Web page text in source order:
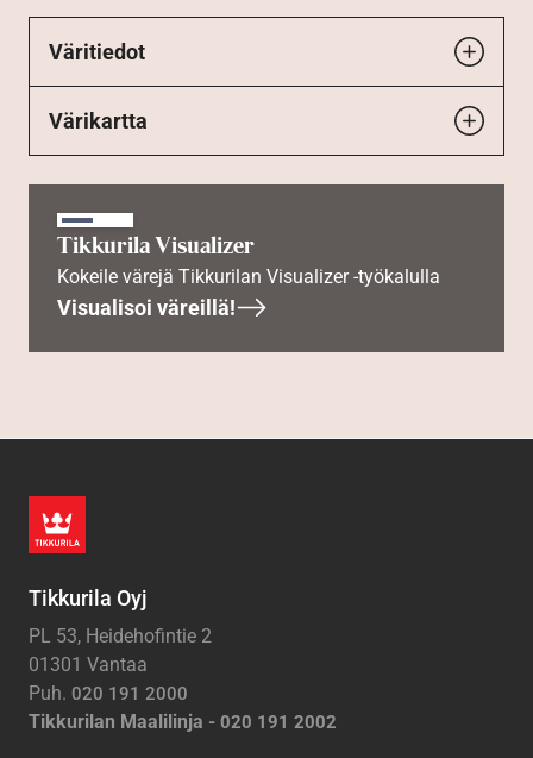
Väritiedot
Värikartta
Tikkurila Visualizer
Kokeile värejä Tikkurilan Visualizer -työkalulla
Visualisoi väreillä!
Tikkurila Oyj
PL 53, Heidehofintie 2
01301 Vantaa
Puh. 020 191 2000
Tikkurilan Maalilinja - 020 191 2002